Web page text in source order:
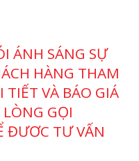
ÁNH SÁNG SỰ
HÀNG THAM
TIẾT VÀ BÁO GIÁ
GỌI
ĐƯƠC TƯ VẤN